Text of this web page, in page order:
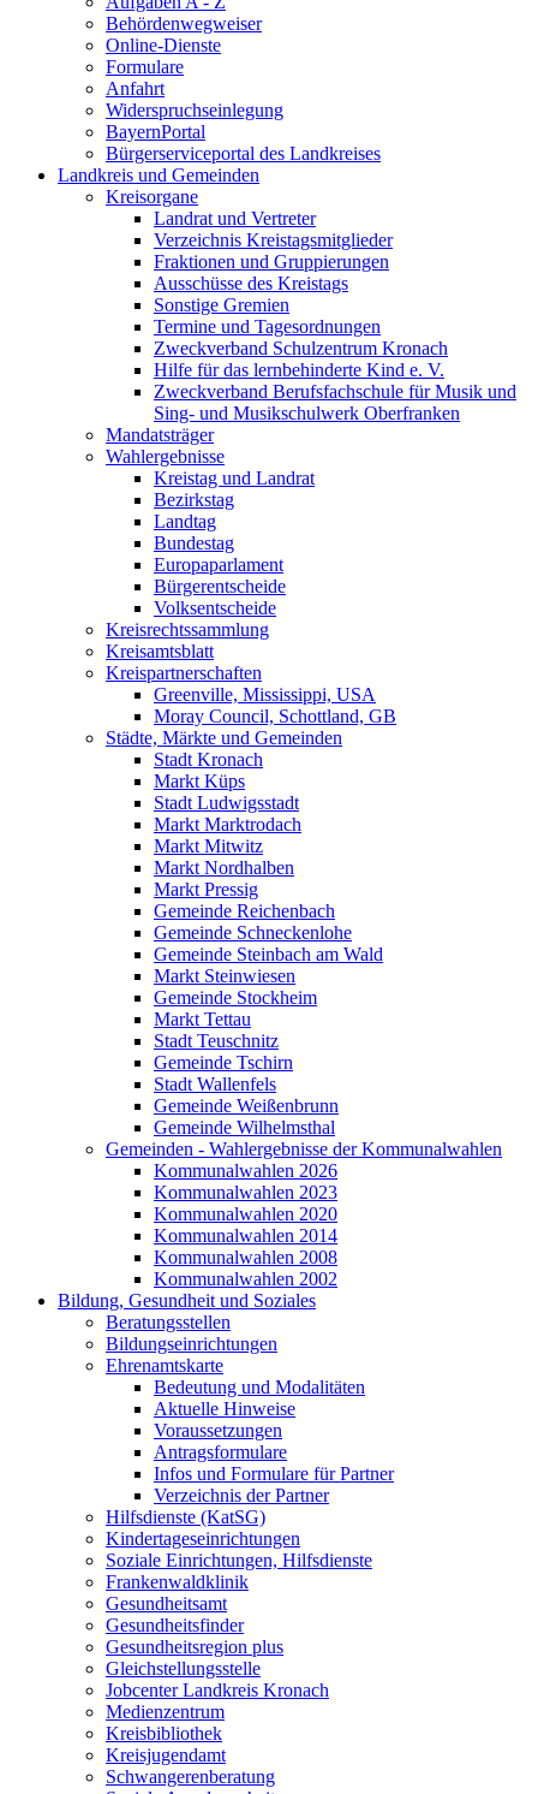
Behördenwegweiser
Online-Dienste
Formulare
Anfahrt
Widerspruchseinlegung
BayernPortal
Bürgerserviceportal des Landkreises
Landkreis und Gemeinden
Kreisorgane
Landrat und Vertreter
Verzeichnis Kreistagsmitglieder
Fraktionen und Gruppierungen
Ausschüsse des Kreistags
Sonstige Gremien
Termine und Tagesordnungen
Zweckverband Schulzentrum Kronach
Hilfe für das lernbehinderte Kind e. V.
Zweckverband Berufsfachschule für Musik und
Sing- und Musikschulwerk Oberfranken
Mandatsträger
Wahlergebnisse
Kreistag und Landrat
Bezirkstag
Landtag
Bundestag
Europaparlament
Bürgerentscheide
Volksentscheide
Kreisrechtssammlung
Kreisamtsblatt
Kreispartnerschaften
Greenville, Mississippi, USA
Moray Council, Schottland, GB
Städte, Märkte und Gemeinden
Stadt Kronach
Markt Küps
Stadt Ludwigsstadt
Markt Marktrodach
Markt Mitwitz
Markt Nordhalben
Markt Pressig
Gemeinde Reichenbach
Gemeinde Schneckenlohe
Gemeinde Steinbach am Wald
Markt Steinwiesen
Gemeinde Stockheim
Markt Tettau
Stadt Teuschnitz
Gemeinde Tschirn
Stadt Wallenfels
Gemeinde Weißenbrunn
Gemeinde Wilhelmsthal
Gemeinden - Wahlergebnisse der Kommunalwahlen
Kommunalwahlen 2026
Kommunalwahlen 2023
Kommunalwahlen 2020
Kommunalwahlen 2014
Kommunalwahlen 2008
Kommunalwahlen 2002
Bildung, Gesundheit und Soziales
Beratungsstellen
Bildungseinrichtungen
Ehrenamtskarte
Bedeutung und Modalitäten
Aktuelle Hinweise
Voraussetzungen
Antragsformulare
Infos und Formulare für Partner
Verzeichnis der Partner
Hilfsdienste (KatSG)
Kindertageseinrichtungen
Soziale Einrichtungen, Hilfsdienste
Frankenwaldklinik
Gesundheitsamt
Gesundheitsfinder
Gesundheitsregion plus
Gleichstellungsstelle
Jobcenter Landkreis Kronach
Medienzentrum
Kreisbibliothek
Kreisjugendamt
Schwangerenberatung